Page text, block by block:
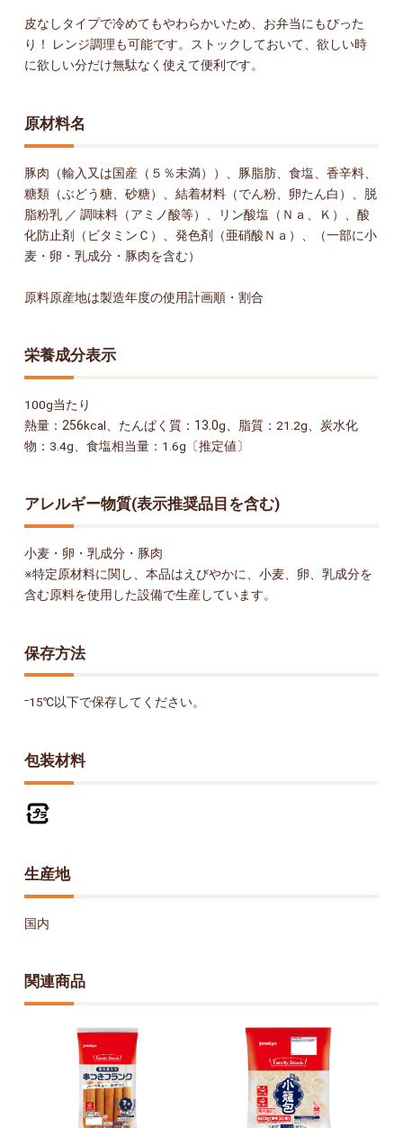
皮なしタイプで冷めてもやわらかいため、お弁当にもぴった
り！ レンジ調理も可能です。ストックしておいて、欲しい時
に欲しい分だけ無駄なく使えて便利です。
原材料名
豚肉（輸入又は国産（５％未満））、豚脂肪、食塩、香辛料、
糖類（ぶどう糖、砂糖）、結着材料（でん粉、卵たん白）、脱
脂粉乳 ／ 調味料（アミノ酸等）、リン酸塩（Ｎａ、Ｋ）、酸
化防止剤（ビタミンＣ）、発色剤（亜硝酸Ｎａ）、（一部に小
麦・卵・乳成分・豚肉を含む）
原料原産地は製造年度の使用計画順・割合
栄養成分表示
100g当たり
熱量： 256kcal、たんぱく質： 13.0g、脂質：21.2g、炭水化
物：3.4g、食塩相当量：1.6g〔推定値〕
アレルギー物質(表示推奨品目を含む)
小麦・卵・乳成分・豚肉
※特定原材料に関し、本品はえびやかに、小麦、卵、乳成分を
含む原料を使用した設備で生産しています。
保存方法
⁻15℃以下で保存してください。
包装材料
生産地
国内
関連商品